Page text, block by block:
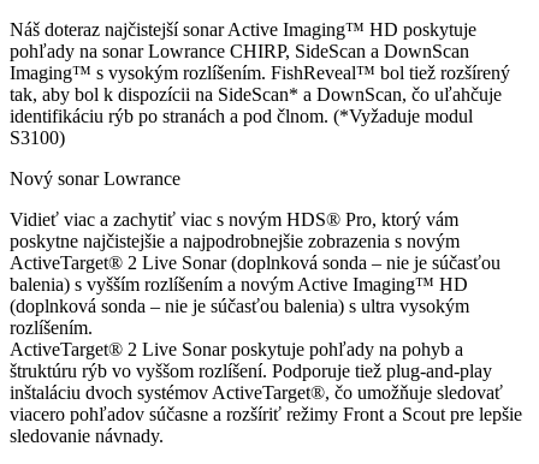
Náš doteraz najčistejší sonar Active Imaging™ HD poskytuje
pohľady na sonar Lowrance CHIRP, SideScan a DownScan
Imaging™ s vysokým rozlíšením. FishReveal™ bol tiež rozšírený
tak, aby bol k dispozícii na SideScan* a DownScan, čo uľahčuje
identifikáciu rýb po stranách a pod člnom. (*Vyžaduje modul
S3100)
Nový sonar Lowrance
Vidieť viac a zachytiť viac s novým HDS® Pro, ktorý vám
poskytne najčistejšie a najpodrobnejšie zobrazenia s novým
ActiveTarget® 2 Live Sonar (doplnková sonda – nie je súčasťou
balenia) s vyšším rozlíšením a novým Active Imaging™ HD
(doplnková sonda – nie je súčasťou balenia) s ultra vysokým
rozlíšením.
ActiveTarget® 2 Live Sonar poskytuje pohľady na pohyb a
štruktúru rýb vo vyššom rozlíšení. Podporuje tiež plug-and-play
inštaláciu dvoch systémov ActiveTarget®, čo umožňuje sledovať
viacero pohľadov súčasne a rozšíriť režimy Front a Scout pre lepšie
sledovanie návnady.